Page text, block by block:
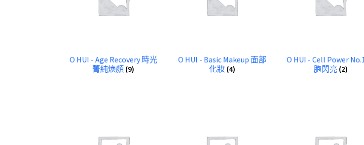
O HUI - Age Recovery 時光
菁純煥顏 (9)
O HUI - Basic Makeup 面部
化妝 (4)
O HUI - Cell Power
胞閃亮 (2)